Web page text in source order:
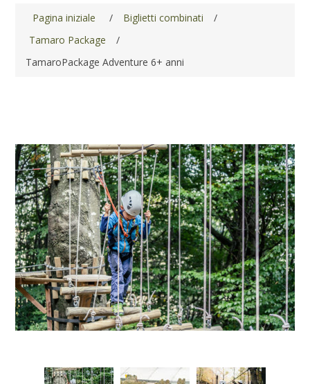
Pagina iniziale / Biglietti combinati
/
Tamaro Package
/
TamaroPackage Adventure 6+ anni